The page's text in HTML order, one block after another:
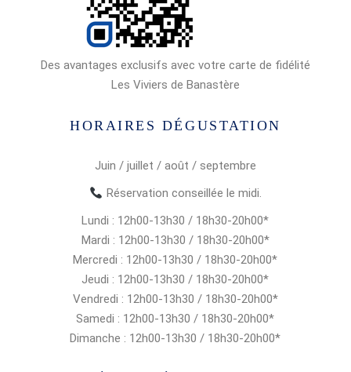
Des avantages exclusifs avec votre carte de fidélité
Les Viviers de Banastère
HORAIRES DÉGUSTATION
Juin / juillet / août / septembre
Réservation conseillée le midi.
Lundi : 12h00-13h30 / 18h30-20h00*
Mardi : 12h00-13h30 / 18h30-20h00*
Mercredi : 12h00-13h30 / 18h30-20h00*
Jeudi : 12h00-13h30 / 18h30-20h00*
Vendredi : 12h00-13h30 / 18h30-20h00*
Samedi : 12h00-13h30 / 18h30-20h00*
Dimanche : 12h00-13h30 / 18h30-20h00*